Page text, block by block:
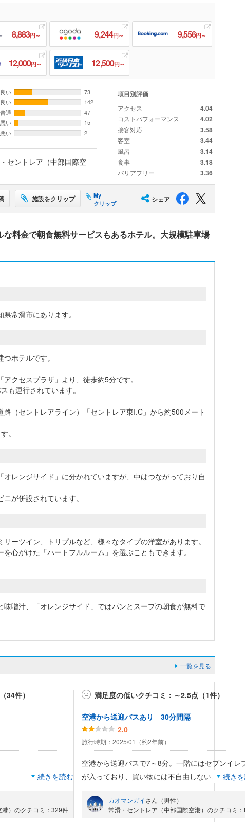
8,883円～ 9,244円～ 9,556円～
12,000円～ 12,500円～
い
73
良い
142
普通
47
悪い
15
い
2
セントレア（中部国際空
項目別評価
アクセス 4.04
コストパフォーマンス 4.02
接客対応 3.58
客室 3.44
風呂 3.14
食事 3.18
バリアフリー 3.36
施設をクリップ
My
クリップ
シェア
料金で朝食無料サービスもあるホテル。大規模駐車場
常滑市にあります。
ホテルです。
クセスプラザ」より、徒歩約5分です。
も運行されています。
（セントレアライン）「セントレア東I.C」から約500メート
。
レンジサイド」に分かれていますが、中はつながっており自
が併設されています。
ーツイン、トリプルなど、様々なタイプの洋室があります。
心がけた「ハートフルルーム」を選ぶこともできます。
味噌汁、「オレンジサイド」ではパンとスープの朝食が無料で
一覧を見る
34件）
されている。
アコンなので除
続きを読む
）のクチコミ：329件
満足度の低いクチコミ：～2.5点（1件）
空港から送迎バスあり 30分間隔
2.0
旅行時期：2025/01（約2年前）
空港から送迎バスで7～8分。一階にはセブンイレ
が入っており、買い物には不自由しない。一階で
も一階で受け取り。宿泊タイミング的に春節の時期
言うこともあり、大陸の方がほとんど。そしてう
続き
カオマンガイさん（男性）
常滑・セントレア（中部国際空港）のクチコミ